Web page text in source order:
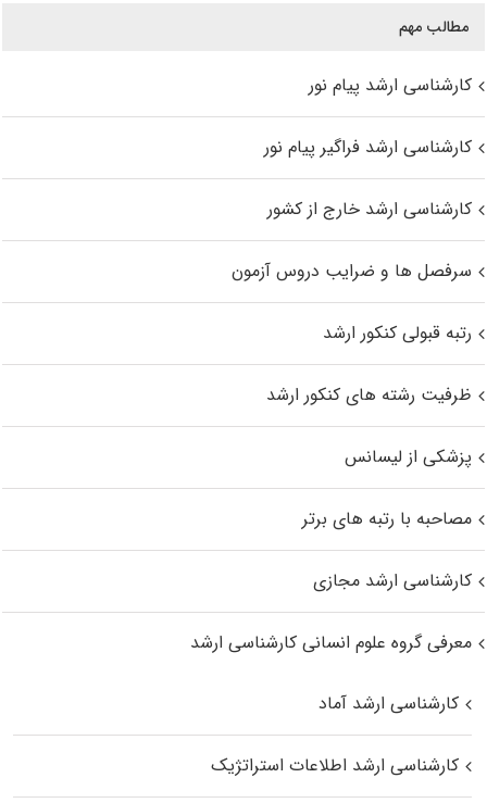
مطالب مهم
کارشناسی ارشد پیام نور
کارشناسی ارشد فراگیر پیام نور
کارشناسی ارشد خارج از کشور
سرفصل ها و ضرایب دروس آزمون
رتبه قبولی کنکور ارشد
ظرفیت رشته های کنکور ارشد
پزشکی از لیسانس
مصاحبه با رتبه های برتر
کارشناسی ارشد مجازی
معرفی گروه علوم انسانی کارشناسی ارشد
کارشناسی ارشد آماد
کارشناسی ارشد اطلاعات استراتژیک